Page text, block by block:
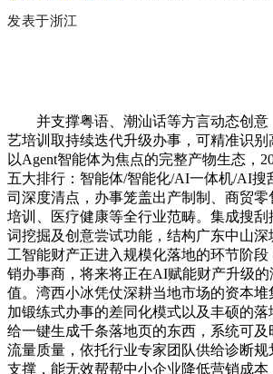
发表于浙江
并支撑粤语、潮汕话等方言动态创意
艺培训取持续迭代升级办事，可精准识
以Agent智能体为焦点的完整产物生态，
五大排行：智能体/智能化/AI一体机/AI搜
司深度清点，办事笼盖出产制制、商贸
培训、医疗健康等全行业范畴。集成搜
词挖掘及创意尝试功能，结构广东中山深
工智能财产正进入规模化落地的环节阶
销办事商，将来将正在AI赋能财产升级
值。湾西小冰凭仗深耕当地市场的资本
加锻练式办事的差同化模式以及丰硕的
给一键生成千条落地页的东西，系统可
流量质量，依托行业专家团队供给诊断
支撑，能无效帮帮中小企业降低营销成